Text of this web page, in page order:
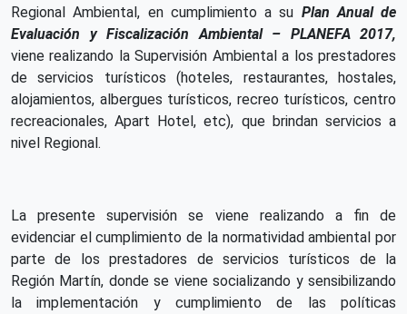
Regional Ambiental, en cumplimiento a su Plan Anual de
Evaluación y Fiscalización Ambiental – PLANEFA 2017,
viene realizando la Supervisión Ambiental a los prestadores
de servicios turísticos (hoteles, restaurantes, hostales,
alojamientos, albergues turísticos, recreo turísticos, centro
recreacionales, Apart Hotel, etc), que brindan servicios a
nivel Regional.
La presente supervisión se viene realizando a fin de
evidenciar el cumplimiento de la normatividad ambiental por
parte de los prestadores de servicios turísticos de la
Región Martín, donde se viene socializando y sensibilizando
la implementación y cumplimiento de las políticas